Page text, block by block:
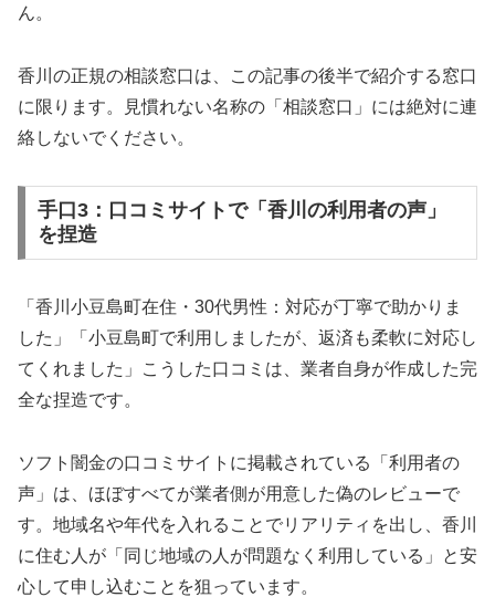
ん。
香川の正規の相談窓口は、この記事の後半で紹介する窓口
に限ります。見慣れない名称の「相談窓口」には絶対に連
絡しないでください。
手口3：口コミサイトで「香川の利用者の声」
を捏造
「香川小豆島町在住・30代男性：対応が丁寧で助かりま
した」「小豆島町で利用しましたが、返済も柔軟に対応し
てくれました」こうした口コミは、業者自身が作成した完
全な捏造です。
ソフト闇金の口コミサイトに掲載されている「利用者の
声」は、ほぼすべてが業者側が用意した偽のレビューで
す。地域名や年代を入れることでリアリティを出し、香川
に住む人が「同じ地域の人が問題なく利用している」と安
心して申し込むことを狙っています。